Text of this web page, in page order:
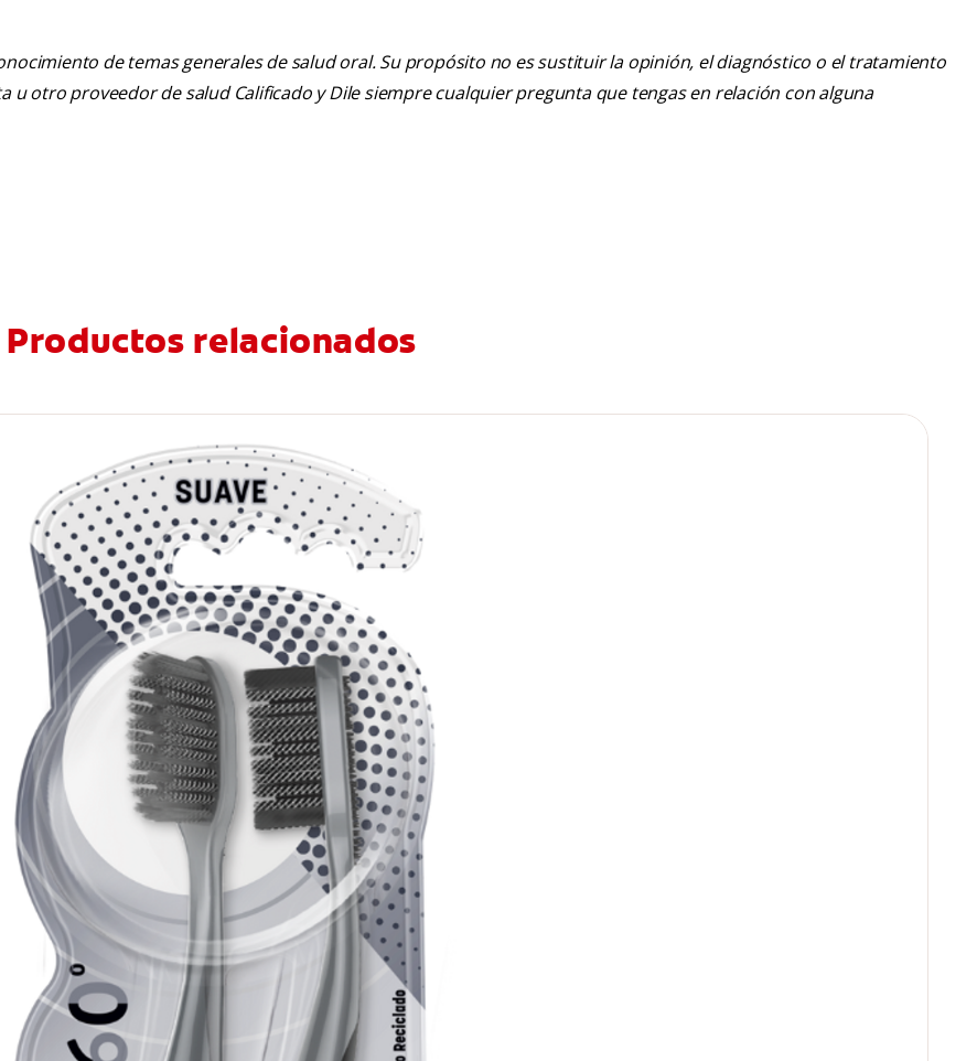
de temas generales de salud oral. Su propósito no es sustituir la opinión, el diagnóstico o el tratamiento
otro proveedor de salud Calificado y Dile siempre cualquier pregunta que tengas en relación con alguna
Productos relacionados